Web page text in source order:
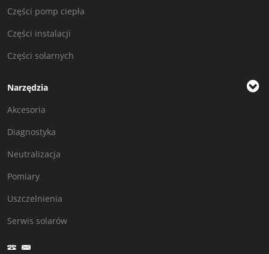
Części pomp ciepła
Części instalacji
Części solarnych
Narzędzia
Akcesoria
Diagnostyka
Neutralizacja
Pomiary
Uszczelnienia
Serwis solarów